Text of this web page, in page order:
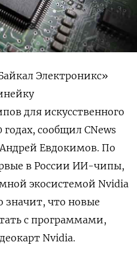
Электроникс»
для искусственного
сообщил CNews
Евдокимов. По
в России ИИ-чипы,
экосистемой Nvidia
значит, что новые
с программами,
Nvidia.